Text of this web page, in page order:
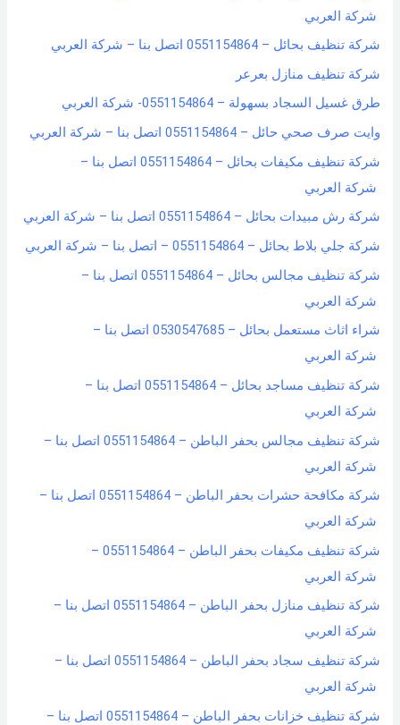
شركة العربي
شركة تنظيف بحائل – 0551154864 اتصل بنا – شركة العربي
شركة تنظيف منازل بعرعر
طرق غسيل السجاد بسهولة – 0551154864- شركة العربي
وايت صرف صحي حائل – 0551154864 اتصل بنا – شركة العربي
شركة تنظيف مكيفات بحائل – 0551154864 اتصل بنا –
شركة العربي
شركة رش مبيدات بحائل – 0551154864 اتصل بنا – شركة العربي
شركة جلي بلاط بحائل – 0551154864 – اتصل بنا – شركة العربي
شركة تنظيف مجالس بحائل – 0551154864 اتصل بنا –
شركة العربي
شراء اثاث مستعمل بحائل – 0530547685 اتصل بنا –
شركة العربي
شركة تنظيف مساجد بحائل – 0551154864 اتصل بنا –
شركة العربي
شركة تنظيف مجالس بحفر الباطن – 0551154864 اتصل بنا –
شركة العربي
شركة مكافحة حشرات بحفر الباطن – 0551154864 اتصل بنا –
شركة العربي
شركة تنظيف مكيفات بحفر الباطن – 0551154864 –
شركة العربي
شركة تنظيف منازل بحفر الباطن – 0551154864 اتصل بنا –
شركة العربي
شركة تنظيف سجاد بحفر الباطن – 0551154864 اتصل بنا –
شركة العربي
شركة تنظيف خزانات بحفر الباطن – 0551154864 اتصل بنا –